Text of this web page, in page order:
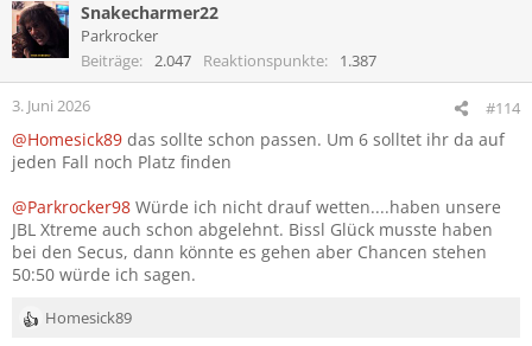
Snakecharmer22
Parkrocker
Beiträge
2.047 Reaktionspunkte 1.387
3. Juni 2026 #114
@Homesick89 das sollte schon passen. Um 6 solltet ihr da auf
jeden Fall noch Platz finden
@Parkrocker98 Würde ich nicht drauf wetten....haben unsere
JBL Xtreme auch schon abgelehnt. Bissl Glück musste haben
bei den Secus, dann könnte es gehen aber Chancen stehen
50:50 würde ich sagen.
R
Homesick89